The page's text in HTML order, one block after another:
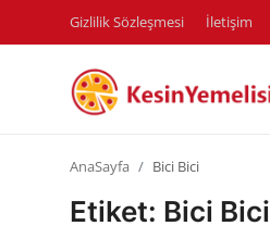
Gizlilik Sözleşmesi İletişim
AnaSayfa Bici Bici
Etiket: Bici Bici